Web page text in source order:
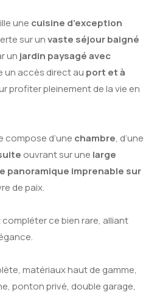
une cuisine d’exception
sur unvaste séjour baigné
un jardin paysagé avec
un accès direct au port et à
profiter pleinement de la vie en
compose d’une chambre, d’une
ouvrant sur une large
panoramique imprenable sur
de paix.
ce bien rare, alliant
matériaux haut de gamme,
ponton privé, double garage,